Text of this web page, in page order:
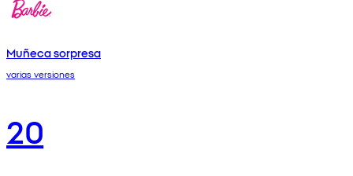
Muñeca sorpresa
varias versiones
20